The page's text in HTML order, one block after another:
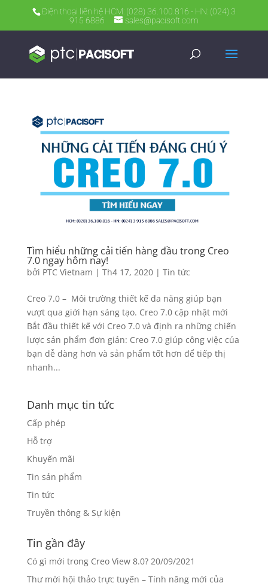
Điện thoại liên hệ HCM: (028) 36.100.816 - HN: (024) 3
915 6886
sales@pacisoft.com
Tìm hiểu những cải tiến hàng đầu trong Creo
7.0 ngay hôm nay!
bởi PTC Vietnam | Th4 17, 2020| Tin tức
Creo 7.0 – Môi trường thiết kế đa năng giúp bạn
vượt qua giới hạn sáng tạo. Creo 7.0 cập nhật mới
Bắt đầu thiết kế với Creo 7.0 và định ra những chiến
lược sản phẩm đơn giản: Creo 7.0 giúp công việc của
bạn dễ dàng hơn và sản phẩm tốt hơn để tiếp thị
nhanh...
Danh mục tin tức
Cấp phép
Hỗ trợ
Khuyến mãi
Tin sản phẩm
Tin tức
Truyền thông & Sự kiện
Tin gần đây
Có gì mới trong Creo View 8.0? 20/09/2021
Thư mời hội thảo trực tuyến – Tính năng mới của